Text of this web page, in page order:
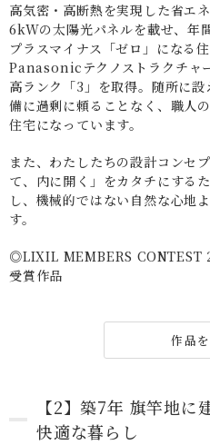
高気密・高断熱を実現した省エ
6kWの太陽光パネルを載せ、年
プラスマイナス「ゼロ」になる
Panasonicテクノストラクチャ
高ランク「3」を取得。随所に
備に過剰に頼ることなく、職人
住宅になっています。
また、わたしたちの設計コンセ
て、内に開く」をカタチにする
し、機械的ではない自然な心地
す。
◎LIXIL MEMBERS CONTEST
受賞作品
作品
【2】築7年 旗竿地に
快適な暮らし